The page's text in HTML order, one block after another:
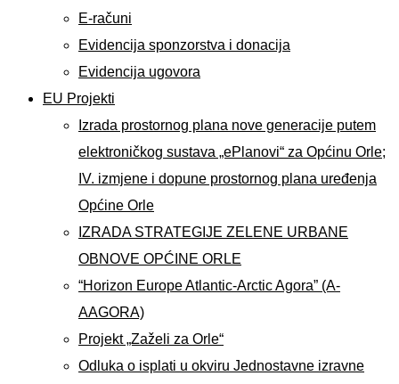
E-računi
Evidencija sponzorstva i donacija
Evidencija ugovora
EU Projekti
Izrada prostornog plana nove generacije putem
elektroničkog sustava „ePlanovi“ za Općinu Orle;
IV. izmjene i dopune prostornog plana uređenja
Općine Orle
IZRADA STRATEGIJE ZELENE URBANE
OBNOVE OPĆINE ORLE
“Horizon Europe Atlantic-Arctic Agora” (A-
AAGORA)
Projekt „Zaželi za Orle“
Odluka o isplati u okviru Jednostavne izravne